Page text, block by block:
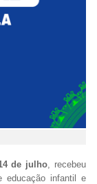
de julho , recebeu
educação infantil e